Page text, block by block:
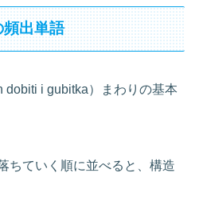
出単語
dobiti i gubitka）まわりの基本
ちていく順に並べると、構造